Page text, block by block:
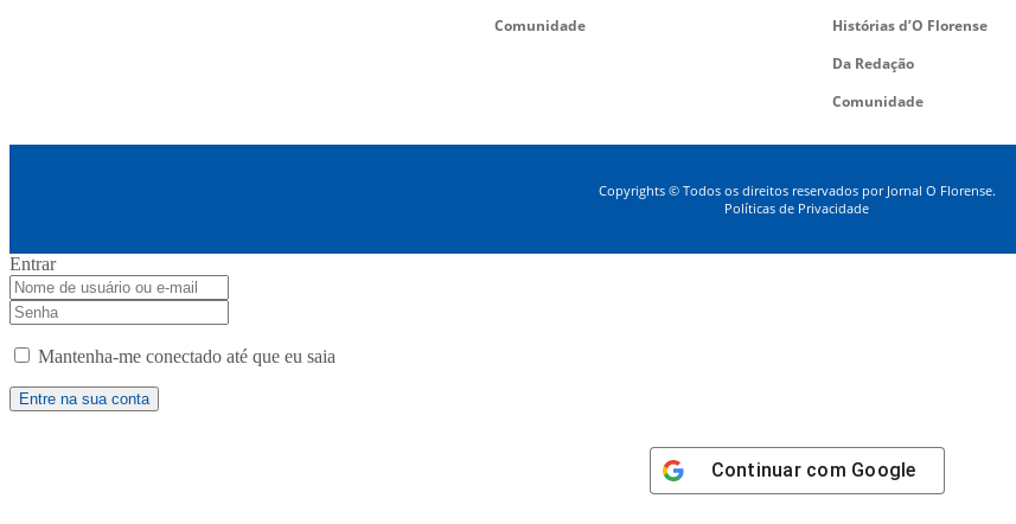
Comunidade
Histórias d’O Florense
Da Redação
Comunidade
Copyrights © Todos os direitos reservados por Jornal O Florense.
Políticas de Privacidade
Entrar
Mantenha-me conectado até que eu saia
Continuar com Google